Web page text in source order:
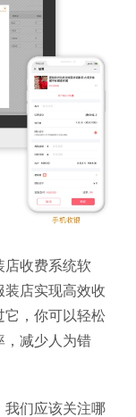
店收费系统软
装店实现高效收
它，你可以轻松
，减少人为错
我们应该关注哪